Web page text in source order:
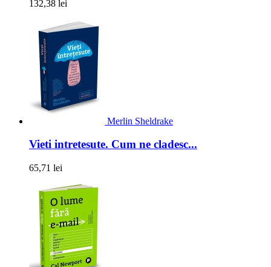
132,38 lei
Merlin Sheldrake
Vieti intretesute. Cum ne cladesc...
65,71 lei